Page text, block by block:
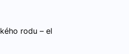
rodu – el